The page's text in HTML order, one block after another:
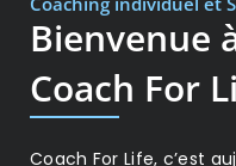
Bienvenue
Coach For
Coach For Life, c’est